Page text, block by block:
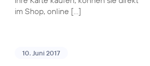
im Shop, online […]
10. Juni 2017